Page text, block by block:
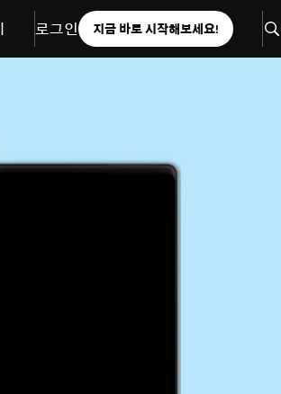
로그인 지금 바로 시작해보세요!